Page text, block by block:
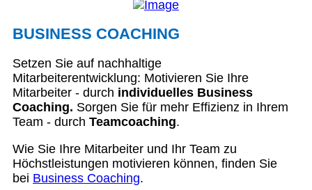
BUSINESS COACHING
Setzen Sie auf nachhaltige
Mitarbeiterentwicklung: Motivieren Sie Ihre
Mitarbeiter - durch individuelles Business
Coaching. Sorgen Sie für mehr Effizienz in Ihrem
Team - durch Teamcoaching.
Wie Sie Ihre Mitarbeiter und Ihr Team zu
Höchstleistungen motivieren können, finden Sie
bei Business Coaching.